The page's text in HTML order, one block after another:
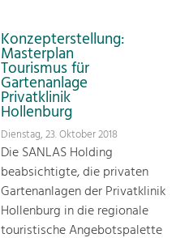
Konzepterstellung:
Masterplan
Tourismus für
Gartenanlage
Privatklinik
Hollenburg
Dienstag, 23. Oktober 2018
Die SANLAS Holding
beabsichtigte, die privaten
Gartenanlagen der Privatklinik
Hollenburg in die regionale
touristische Angebotspalette